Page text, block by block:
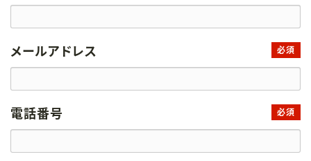
メールアドレス 必須
電話番号 必須